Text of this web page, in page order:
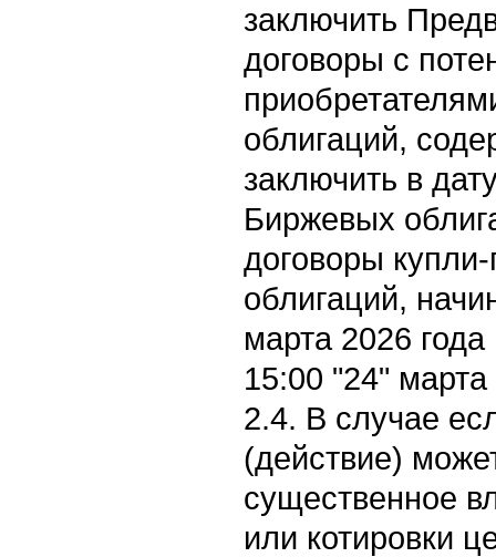
заключить
договоры с
облигаций,
заключить в
Биржевых
договоры
облигаций,
марта 2026 года
15:00 "24" марта
2.4. В случае
(действие)
существенное
или котировки